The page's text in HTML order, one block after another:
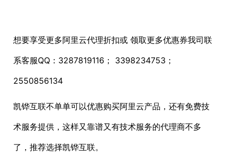
想要享受更多阿里云代理折扣或 领取更多优惠券我司联
系客服QQ：3287819116； 3398234753；
2550856134
凯铧互联不单单可以优惠购买阿里云产品，还有免费技
术服务提供，这样又靠谱又有技术服务的代理商不多
了，推荐选择凯铧互联。